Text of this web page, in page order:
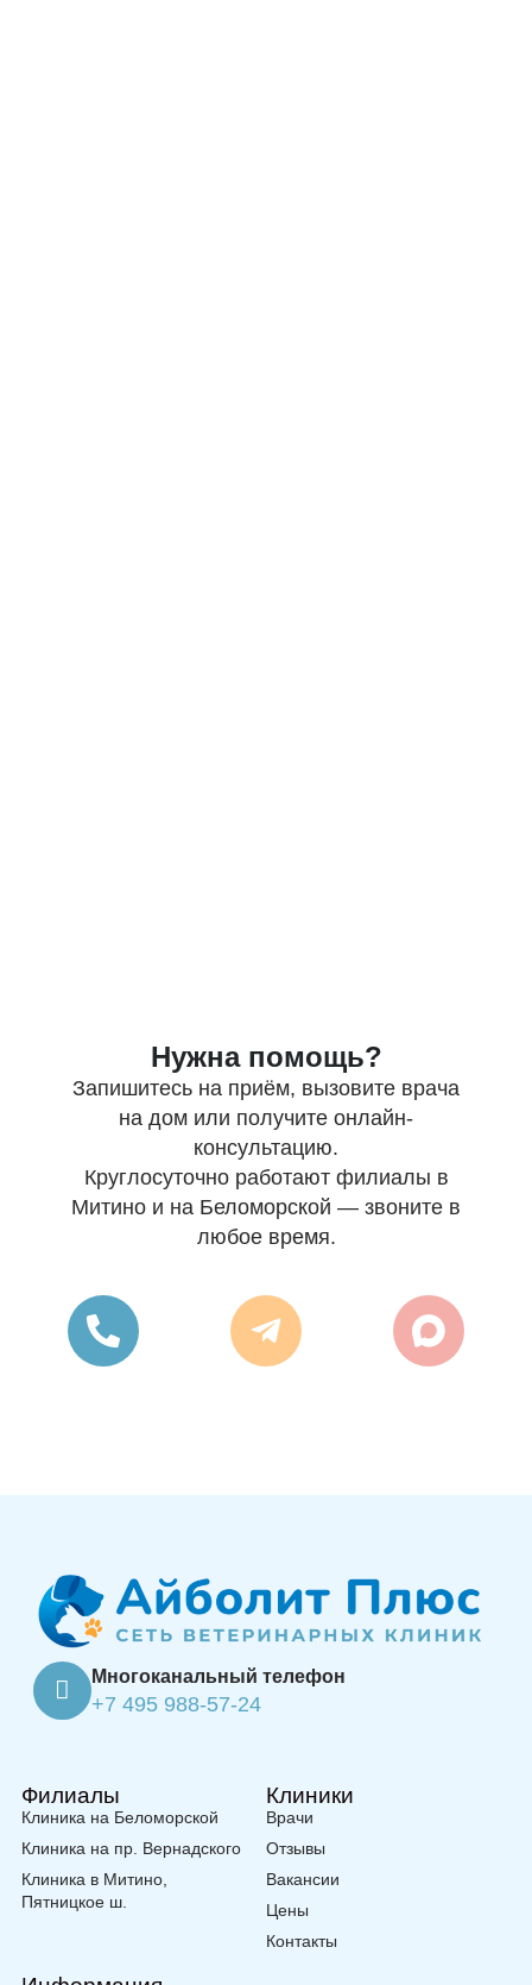
Нужна помощь?
Запишитесь на приём, вызовите врача
на дом или получите онлайн-
консультацию.
Круглосуточно работают филиалы в
Митино и на Беломорской — звоните в
любое время.
Многоканальный телефон
+7 495 988-57-24
Филиалы
Клиника на Беломорской
Клиника на пр. Вернадского
Клиника в Митино,
Пятницкое ш.
Клиники
Врачи
Отзывы
Вакансии
Цены
Контакты